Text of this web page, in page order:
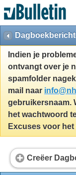
Indien je
ontvangt over je
spamfolder
mail naar
gebruikersnaam.
het wachtwoord
Excuses voor
Creëer